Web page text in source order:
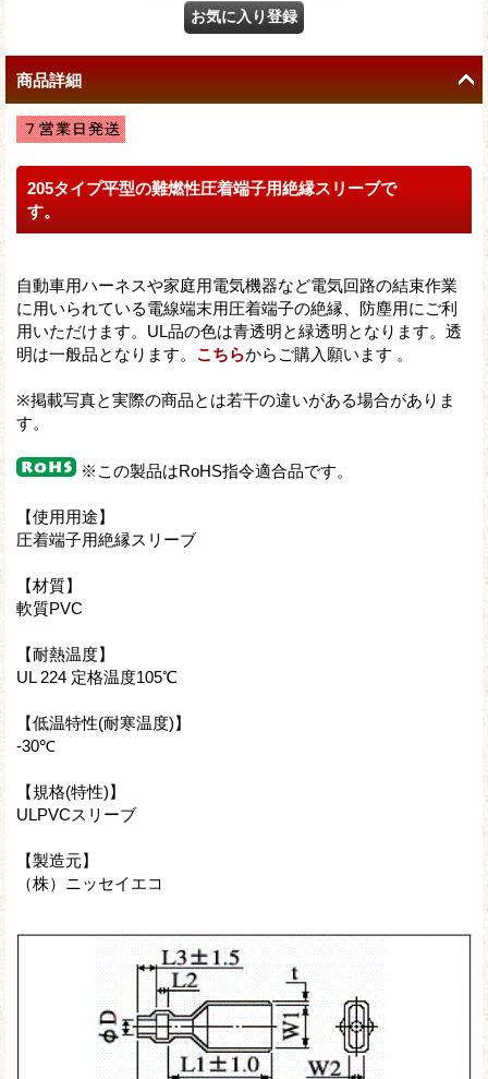
商品詳細
205タイプ平型の難燃性圧着端子用絶縁スリーブで
す。
自動車用ハーネスや家庭用電気機器など電気回路の結束作業
に用いられている電線端末用圧着端子の絶縁、防塵用にご利
用いただけます。UL品の色は青透明と緑透明となります。透
明は一般品となります。 こちらからご購入願います 。
※掲載写真と実際の商品とは若干の違いがある場合がありま
す。
※この製品はRoHS指令適合品です。
【使用用途】
圧着端子用絶縁スリーブ
【材質】
軟質PVC
【耐熱温度】
UL 224 定格温度105℃
【低温特性(耐寒温度)】
-30℃
【規格(特性)】
ULPVCスリーブ
【製造元】
（株）ニッセイエコ